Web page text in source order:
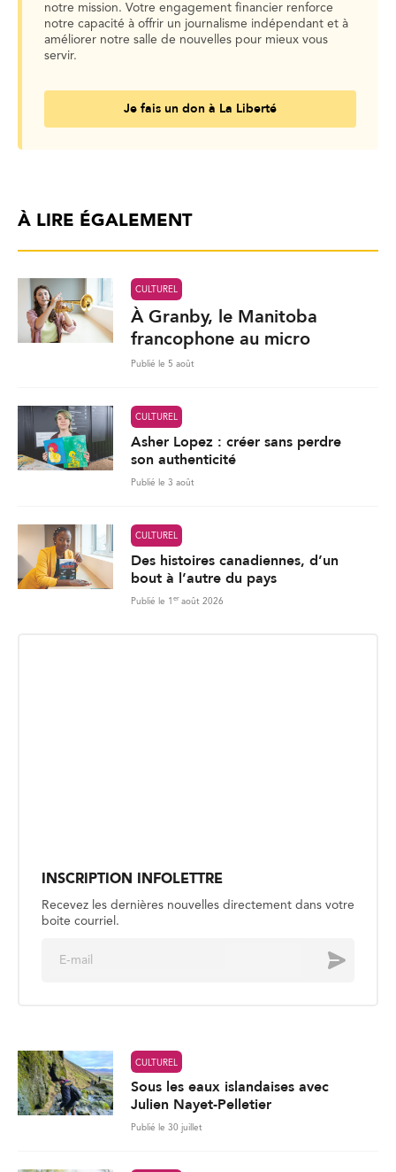
notre mission. Votre engagement financier renforce
notre capacité à offrir un journalisme indépendant et à
améliorer notre salle de nouvelles pour mieux vous
servir.
Je fais un don à La Liberté
À LIRE ÉGALEMENT
CULTUREL
À Granby, le Manitoba
francophone au micro
Publié le 5 août
CULTUREL
Asher Lopez : créer sans perdre
son authenticité
Publié le 3 août
CULTUREL
Des histoires canadiennes, d’un
bout à l’autre du pays
Publié le 1 er août 2026
l
Sous les eaux islandaises avec
Jasmine Elyse : le meilleur est à
venir
Publié le 27 juillet